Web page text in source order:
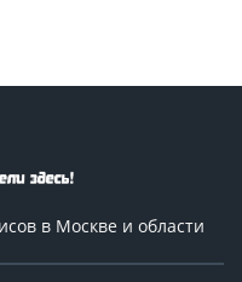
в Москве и области